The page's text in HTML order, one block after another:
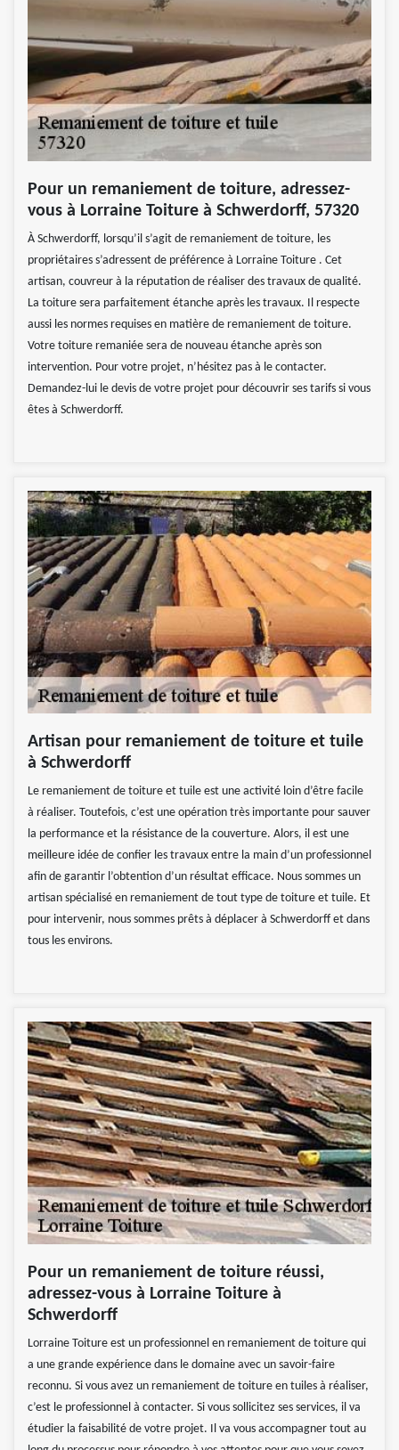
Pour un remaniement de toiture, adressez-
vous à Lorraine Toiture à Schwerdorff, 57320
À Schwerdorff, lorsqu’il s’agit de remaniement de toiture, les
propriétaires s’adressent de préférence à Lorraine Toiture . Cet
artisan, couvreur à la réputation de réaliser des travaux de qualité.
La toiture sera parfaitement étanche après les travaux. Il respecte
aussi les normes requises en matière de remaniement de toiture.
Votre toiture remaniée sera de nouveau étanche après son
intervention. Pour votre projet, n’hésitez pas à le contacter.
Demandez-lui le devis de votre projet pour découvrir ses tarifs si vous
êtes à Schwerdorff.
Artisan pour remaniement de toiture et tuile
à Schwerdorff
Le remaniement de toiture et tuile est une activité loin d’être facile
à réaliser. Toutefois, c’est une opération très importante pour sauver
la performance et la résistance de la couverture. Alors, il est une
meilleure idée de confier les travaux entre la main d’un professionnel
afin de garantir l’obtention d’un résultat efficace. Nous sommes un
artisan spécialisé en remaniement de tout type de toiture et tuile. Et
pour intervenir, nous sommes prêts à déplacer à Schwerdorff et dans
tous les environs.
Pour un remaniement de toiture réussi,
adressez-vous à Lorraine Toiture à
Schwerdorff
Lorraine Toiture est un professionnel en remaniement de toiture qui
a une grande expérience dans le domaine avec un savoir-faire
reconnu. Si vous avez un remaniement de toiture en tuiles à réaliser,
c’est le professionnel à contacter. Si vous sollicitez ses services, il va
étudier la faisabilité de votre projet. Il va vous accompagner tout au